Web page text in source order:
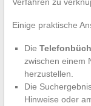
Einige praktische
Die
zwischen einem
herzustellen.
Die
Hinweise oder